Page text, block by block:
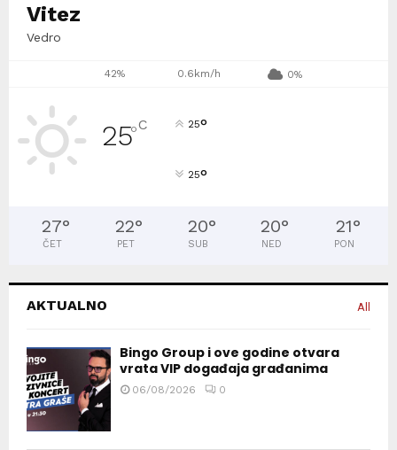
Vitez
Vedro
42% 0.6km/h 0%
25°C 25°
25°
27°
ČET
22°
PET
20°
SUB
20°
NED
21°
PON
AKTUALNO All
Bingo Group i ove godine otvara
vrata VIP događaja građanima
06/08/2026 0